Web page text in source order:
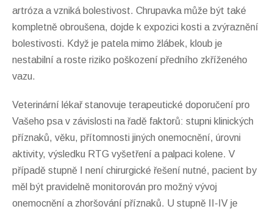
artróza a vzniká bolestivost. Chrupavka může být také
kompletně obroušena, dojde k expozici kosti a zvýraznění
bolestivosti. Když je patela mimo žlábek, kloub je
nestabilní a roste riziko poškození předního zkříženého
vazu.
Veterinární lékař stanovuje terapeutické doporučení pro
Vašeho psa v závislosti na řadě faktorů: stupni klinických
příznaků, věku, přítomnosti jiných onemocnění, úrovni
aktivity, výsledku RTG vyšetření a palpaci kolene. V
případě stupně I není chirurgické řešení nutné, pacient by
měl být pravidelně monitorován pro možný vývoj
onemocnění a zhoršování příznaků. U stupně II-IV je